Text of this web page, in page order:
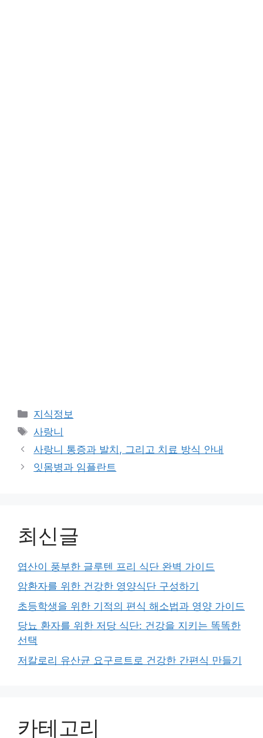
Categories
지식정보
Tags
사랑니
사랑니 통증과 발치, 그리고 치료 방식 안내
잇몸병과 임플란트
최신글
엽산이 풍부한 글루텐 프리 식단 완벽 가이드
암환자를 위한 건강한 영양식단 구성하기
초등학생을 위한 기적의 편식 해소법과 영양 가이드
당뇨 환자를 위한 저당 식단: 건강을 지키는 똑똑한
선택
저칼로리 유산균 요구르트로 건강한 간편식 만들기
카테고리